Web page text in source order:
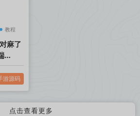
教程
麻了
频架
游源码
点击查看更多